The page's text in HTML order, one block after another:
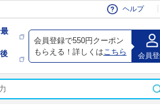
ヘルプ
最
後
会員登録で550円クーポン
もらえる！詳しくは こちら 会員